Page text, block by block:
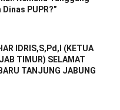
PUPR?”
IDRIS,S,Pd,I (KETUA
TIMUR) SELAMAT
TANJUNG JABUNG